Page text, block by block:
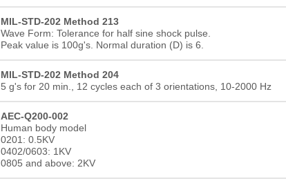
MIL-STD-202 Method 213
Wave Form: Tolerance for half sine shock pulse.
Peak value is 100g's. Normal duration (D) is 6.
MIL-STD-202 Method 204
5 g's for 20 min., 12 cycles each of 3 orientations, 10-2000 Hz
AEC-Q200-002
Human body model
0201: 0.5KV
0402/0603: 1KV
0805 and above: 2KV